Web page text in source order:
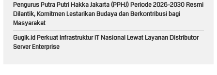
Pengurus Putra Putri Hakka Jakarta (PPHJ) Periode 2026-2030 Resmi
Dilantik, Komitmen Lestarikan Budaya dan Berkontribusi bagi
Masyarakat
Gugik.id Perkuat Infrastruktur IT Nasional Lewat Layanan Distributor
Server Enterprise